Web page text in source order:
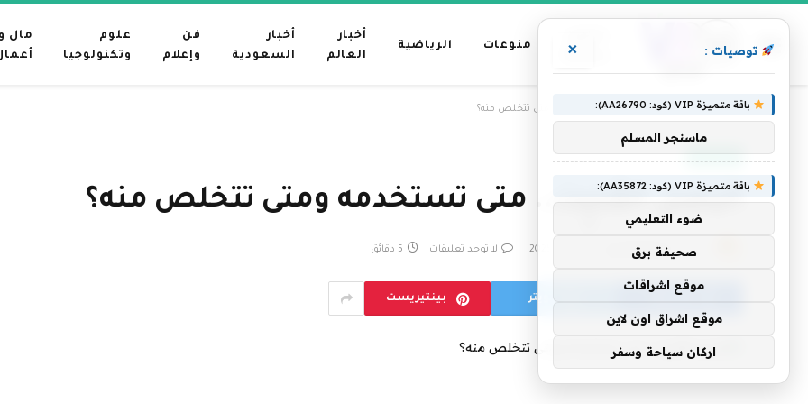
رئيسية
منوعات الرياضية
أخبار
العالم
أخبار
السعودية
فن
وإعلام
علوم
وتكنولوجيا
مال و
الرئيسية » البصل المُنبِِت.. متى تستخدمه ومتى تتخلص منه؟
عاجل الآن
البصل المُنبِِت.. متى تستخدمه ومتى تتخلص منه؟
بواسطة فريق التحرير لا توجد تعليقات 5 دقائق
فيسبوك تويتر بينتيريست
توصيات : ×
باقة متميزة VIP (كود: AA26790):
ماسنجر المسلم
باقة متميزة VIP (كود: AA35872):
ضوء التعليمي
صحيفة برق
موقع اشراقات
موقع اشراق اون لاين
اركان سياحة وسفر